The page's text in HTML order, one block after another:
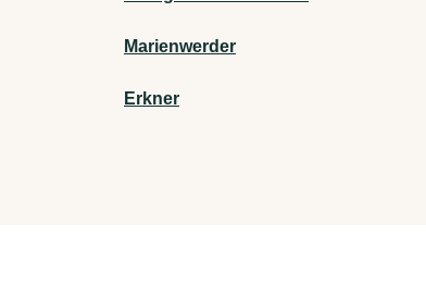
Marienwerder
Erkner